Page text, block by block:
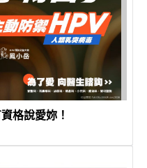
格說愛妳！